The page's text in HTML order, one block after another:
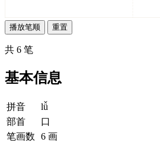
播放笔顺 重置
共 6 笔
基本信息
拼音
lǚ
部首
口
笔画数
6 画